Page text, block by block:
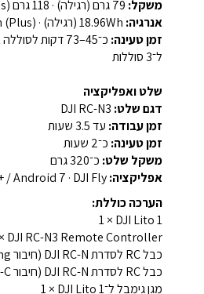
משקל:
אנרגיה:
זמן טעינה:
ל־3 סוללות
שלט ואפליקציה
דגם שלט:
זמן עבודה: עד 3.5 שעות
זמן טעינה: כ־2 שעות
משקל שלט: כ־320 גרם
אפליקציה:
הערכה כוללת:
DJI Lito 1 ‏× 1
DJI RC-N3 Remote Controller ‏× 1
כבל RC לסדרת DJI RC-N (חיבור Lightning) ‏× 1
כבל RC לסדרת DJI RC-N (חיבור USB-C) ‏× 1
מגן גימבל ל־DJI Lito 1 ‏× 1